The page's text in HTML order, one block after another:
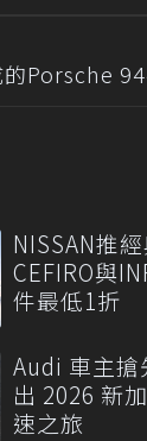
Porsche
NISSAN推
CEFIRO與
件最低1折
Audi 車主搶
出 2026 新
速之旅